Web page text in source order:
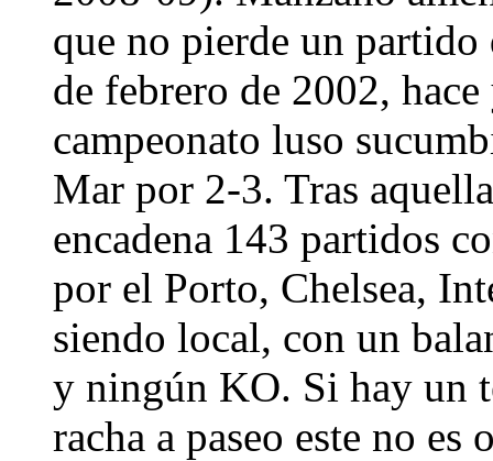
que no pierde un
de febrero de 2002,
campeonato luso
Mar por 2-3. Tras
encadena 143 partidos
por el Porto, Chelsea,
siendo local, con un
y ningún KO. Si hay un
racha a paseo este no